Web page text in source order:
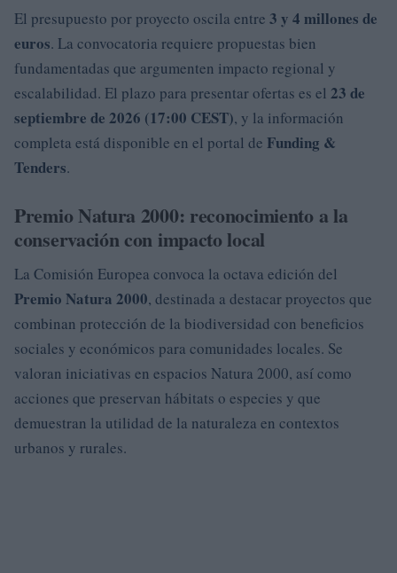
El presupuesto por proyecto oscila entre 3 y 4 millones de
euros. La convocatoria requiere propuestas bien
fundamentadas que argumenten impacto regional y
escalabilidad. El plazo para presentar ofertas es el 23 de
septiembre de 2026 (17:00 CEST), y la información
completa está disponible en el portal de Funding &
Tenders.
Premio Natura 2000: reconocimiento a la
conservación con impacto local
La Comisión Europea convoca la octava edición del
Premio Natura 2000, destinada a destacar proyectos que
combinan protección de la biodiversidad con beneficios
sociales y económicos para comunidades locales. Se
valoran iniciativas en espacios Natura 2000, así como
acciones que preservan hábitats o especies y que
demuestran la utilidad de la naturaleza en contextos
urbanos y rurales.